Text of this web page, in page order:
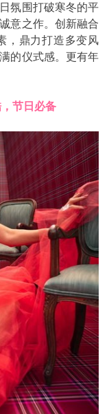
氛围打破寒冬的平
意之作。创新融合
，鼎力打造多变风
的仪式感。更有年
节日必备